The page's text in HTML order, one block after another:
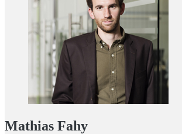
Mathias Fahy